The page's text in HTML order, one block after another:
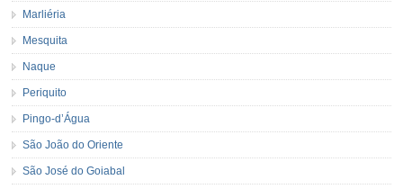
Marliéria
Mesquita
Naque
Periquito
Pingo-d’Água
São João do Oriente
São José do Goiabal